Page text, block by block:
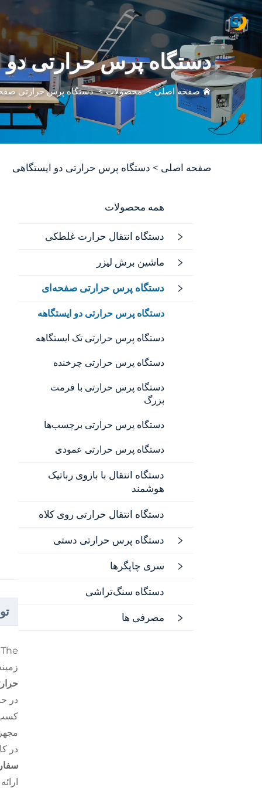
دستگاه پرس حرارتی دو
صفحه اصلی>محصولات>دستگاه پرس حرارتی
صفحه اصلی > دستگاه پرس حرارتی دو ایستگاهی
همه محصولات
دستگاه انتقال حرارت غلطکی
ماشین برش لیزر
دستگاه پرس حرارتی صفحه‌ای
دستگاه پرس حرارتی دو ایستگاهه
دستگاه پرس حرارتی تک ایستگاهه
دستگاه پرس حرارتی چرخنده
دستگاه پرس حرارتی با فرمت
بزرگ
دستگاه پرس حرارتی برچسب‌ها
دستگاه پرس حرارتی عمودی
دستگاه انتقال با بازوی رباتیک
هوشمند
دستگاه انتقال حرارتی روی کلاه
دستگاه پرس حرارتی دستی
سری چاپگرها
دستگاه سنگ‌تراشی
مصرفی ها
The
در
در